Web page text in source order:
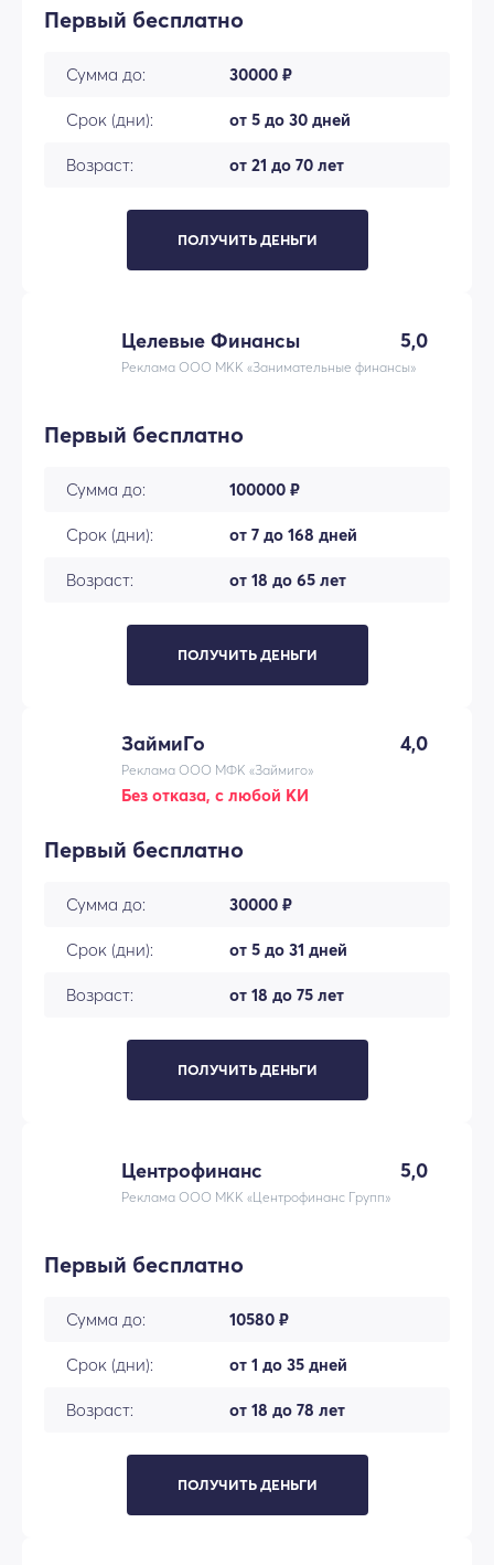
Первый бесплатно
Сумма до: 30000 ₽
Срок (дни): от 5 до 30 дней
Возраст: от 21 до 70 лет
ПОЛУЧИТЬ ДЕНЬГИ
Целевые Финансы 5,0
Реклама ООО МКК «Занимательные финансы»
Первый бесплатно
Сумма до: 100000 ₽
Срок (дни): от 7 до 168 дней
Возраст: от 18 до 65 лет
ПОЛУЧИТЬ ДЕНЬГИ
ЗаймиГо 4,0
Реклама ООО МФК «Займиго»
Без отказа, с любой КИ
Первый бесплатно
Сумма до: 30000 ₽
Срок (дни): от 5 до 31 дней
Возраст: от 18 до 75 лет
ПОЛУЧИТЬ ДЕНЬГИ
Центрофинанс 5,0
Реклама ООО МКК «Центрофинанс Групп»
Первый бесплатно
Сумма до: 10580 ₽
Срок (дни): от 1 до 35 дней
Возраст: от 18 до 78 лет
ПОЛУЧИТЬ ДЕНЬГИ